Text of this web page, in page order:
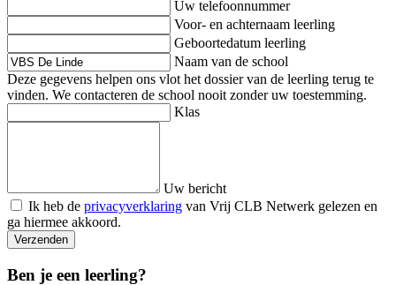
Uw telefoonnummer
Voor- en achternaam leerling
Geboortedatum leerling
Naam van de school
Deze gegevens helpen ons vlot het dossier van de leerling terug te
vinden. We contacteren de school nooit zonder uw toestemming.
Klas
Uw bericht
Ik heb de privacyverklaring van Vrij CLB Netwerk gelezen en
ga hiermee akkoord.
Verzenden
Ben je een leerling?